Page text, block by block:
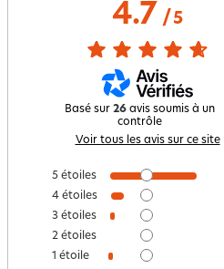
4.7/ 5
Basé sur 26 avis soumis à un
contrôle
Voir tous les avis sur ce site
5 étoiles
4 étoiles
3 étoiles
2 étoiles
1 étoile